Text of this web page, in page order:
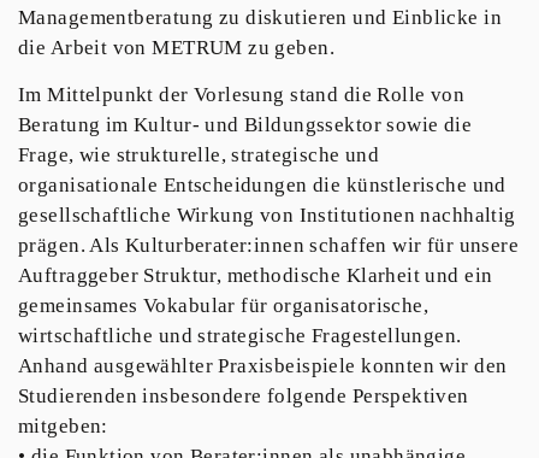
Managementberatung zu diskutieren und Einblicke in
die Arbeit von METRUM zu geben.
Im Mittelpunkt der Vorlesung stand die Rolle von
Beratung im Kultur- und Bildungssektor sowie die
Frage, wie strukturelle, strategische und
organisationale Entscheidungen die künstlerische und
gesellschaftliche Wirkung von Institutionen nachhaltig
prägen. Als Kulturberater:innen schaffen wir für unsere
Auftraggeber Struktur, methodische Klarheit und ein
gemeinsames Vokabular für organisatorische,
wirtschaftliche und strategische Fragestellungen.
Anhand ausgewählter Praxisbeispiele konnten wir den
Studierenden insbesondere folgende Perspektiven
mitgeben: